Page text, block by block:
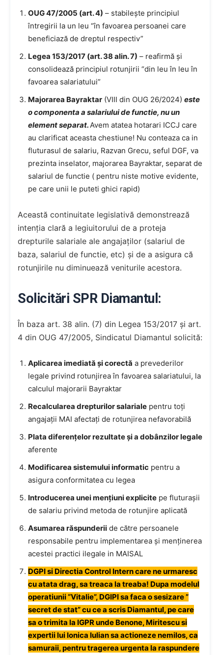
OUG 47/2005 (art. 4) – stabilește principiul
întregirii la un leu “în favoarea persoanei care
beneficiază de dreptul respectiv”
Legea 153/2017 (art. 38 alin. 7) – reafirmă și
consolidează principiul rotunjirii “din leu în leu în
favoarea salariatului”
Majorarea Bayraktar (VIII din OUG 26/2024) este
o componenta a salariului de functie, nu un
element separat. Avem atatea hotarari ICCJ care
au clarificat aceasta chestiune! Nu conteaza ca in
fluturasul de salariu, Razvan Grecu, seful DGF, va
prezinta inselator, majorarea Bayraktar, separat de
salariul de functie ( pentru niste motive evidente,
pe care unii le puteti ghici rapid)
Această continuitate legislativă demonstrează
intenția clară a legiuitorului de a proteja
drepturile salariale ale angajaților (salariul de
baza, salariul de functie, etc) și de a asigura că
rotunjirile nu diminuează veniturile acestora.
Solicitări SPR Diamantul:
În baza art. 38 alin. (7) din Legea 153/2017 și art.
4 din OUG 47/2005, Sindicatul Diamantul solicită:
Aplicarea imediată și corectă a prevederilor
legale privind rotunjirea în favoarea salariatului, la
calculul majorarii Bayraktar
Recalcularea drepturilor salariale pentru toți
angajații MAI afectați de rotunjirea nefavorabilă
Plata diferențelor rezultate și a dobânzilor legale
aferente
Modificarea sistemului informatic pentru a
asigura conformitatea cu legea
Introducerea unei mențiuni explicite pe fluturașii
de salariu privind metoda de rotunjire aplicată
Asumarea răspunderii de către persoanele
responsabile pentru implementarea și menținerea
acestei practici ilegale in MAISAL
DGPI si Directia Control Intern care ne urmaresc
cu atata drag, sa treaca la treaba! Dupa modelul
operatiunii “Vitalie”, DGIPI sa faca o sesizare ”
secret de stat” cu ce a scris Diamantul, pe care
sa o trimita la IGPR unde Benone, Miritescu si
expertii lui Ionica Iulian sa actioneze nemilos, ca
samuraii, pentru tragerea urgenta la raspundere